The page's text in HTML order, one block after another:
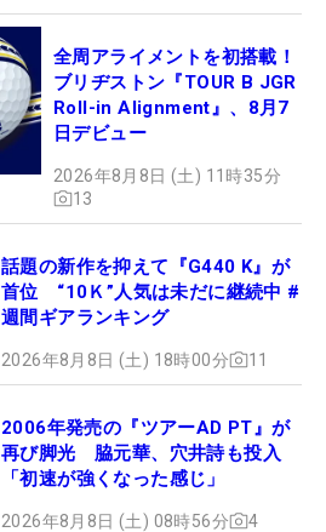
全周アライメントを初搭載！
ブリヂストン『TOUR B JGR
Roll-in Alignment』、8月7
日デビュー
2026年8月8日 (土) 11時35分
13
話題の新作を抑えて『G440 K』が
首位 “10Ｋ”人気は未だに継続中 #
週間ギアランキング
2026年8月8日 (土) 18時00分 11
2006年発売の『ツアーAD PT』が
再び脚光 脇元華、穴井詩も投入
「初速が強くなった感じ」
2026年8月8日 (土) 08時56分 4